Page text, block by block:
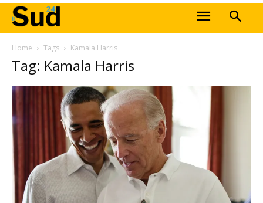
Home Tags Kamala Harris
Tag: Kamala Harris